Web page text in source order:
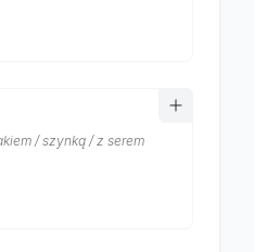
/ szynką / z serem